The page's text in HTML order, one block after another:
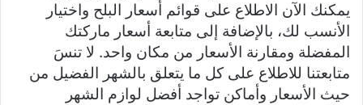
يمكنك الآن الاطلاع على قوائم أسعار البلح واختيار
الأنسب لك، بالإضافة إلى متابعة أسعار ماركتك
المفضلة ومقارنة الأسعار من مكان واحد. لا تنسَ
متابعتنا للاطلاع على كل ما يتعلق بالشهر الفضيل من
حيث الأسعار وأماكن تواجد أفضل لوازم الشهر